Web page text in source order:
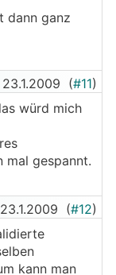
dann ganz
23.1.2009 (#11)
würd mich
mal gespannt.
23.1.2009 (#12)
kann man